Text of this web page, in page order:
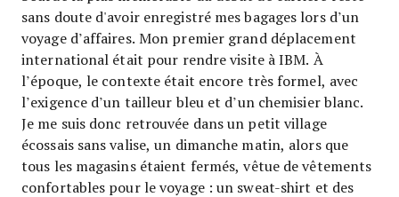
sans doute d'avoir enregistré mes bagages lors d’un
voyage d’affaires. Mon premier grand déplacement
international était pour rendre visite à IBM. À
l’époque, le contexte était encore très formel, avec
l’exigence d’un tailleur bleu et d’un chemisier blanc.
Je me suis donc retrouvée dans un petit village
écossais sans valise, un dimanche matin, alors que
tous les magasins étaient fermés, vêtue de vêtements
confortables pour le voyage : un sweat-shirt et des